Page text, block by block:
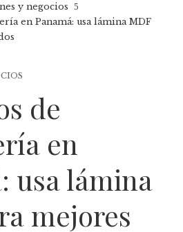
y negocios
en Panamá: usa lámina MDF
de
en
usa lámina
mejores